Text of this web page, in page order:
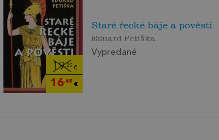
19,20€
16,45€
Staré řecké báje a pověsti
Eduard Petiška
Vypredané